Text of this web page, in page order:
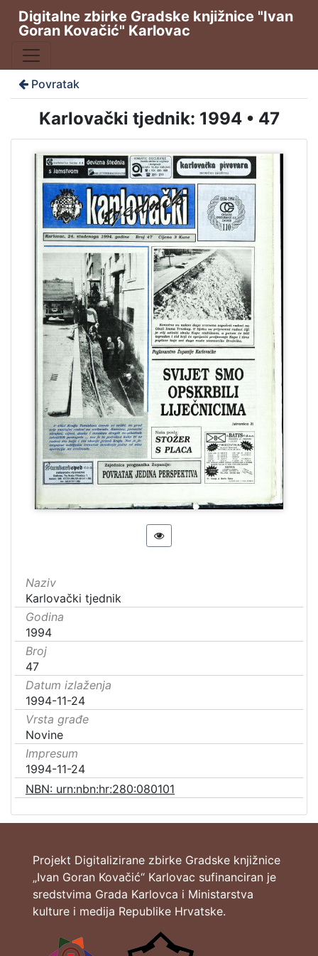
Digitalne zbirke Gradske knjižnice "Ivan
Goran Kovačić" Karlovac
Povratak
Karlovački tjednik: 1994 • 47
Naziv
Karlovački tjednik
Godina
1994
Broj
47
Datum izlaženja
1994-11-24
Vrsta građe
Novine
Impresum
1994-11-24
NBN: urn:nbn:hr:280:080101
Projekt Digitalizirane zbirke Gradske knjižnice
„Ivan Goran Kovačić“ Karlovac sufinanciran je
sredstvima Grada Karlovca i Ministarstva
kulture i medija Republike Hrvatske.